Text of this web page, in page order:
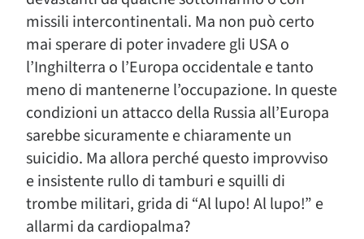
missili intercontinentali. Ma non può certo
mai sperare di poter invadere gli USA o
l’Inghilterra o l’Europa occidentale e tanto
meno di mantenerne l’occupazione. In queste
condizioni un attacco della Russia all’Europa
sarebbe sicuramente e chiaramente un
suicidio. Ma allora perché questo improvviso
e insistente rullo di tamburi e squilli di
trombe militari, grida di “Al lupo! Al lupo!” e
allarmi da cardiopalma?